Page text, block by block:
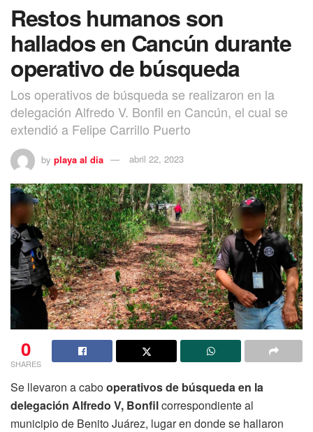
Restos humanos son
hallados en Cancún durante
operativo de búsqueda
Los operativos de búsqueda se realizaron en la
delegación Alfredo V. Bonfil en Cancún, el cual se
extendió a Felipe Carrillo Puerto
by playa al dia abril 22, 2023
0
SHARES
Se llevaron a cabooperativos de búsqueda en la
delegación Alfredo V, Bonfilcorrespondiente al
municipio de Benito Juárez, lugar en donde se hallaron